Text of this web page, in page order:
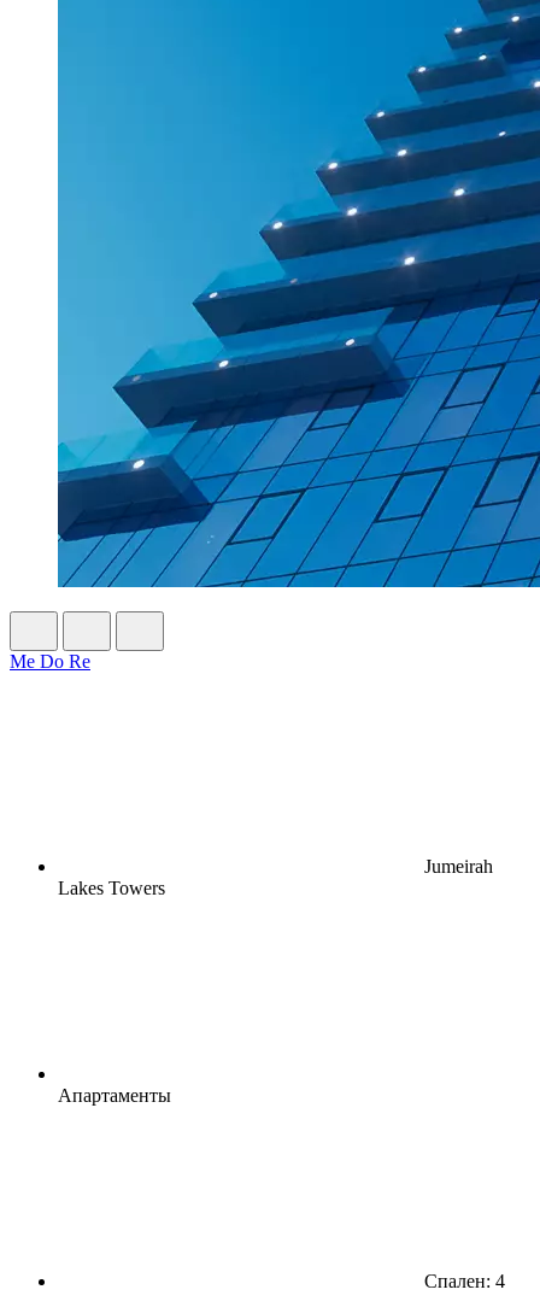
Me Do Re
Jumeirah
Lakes Towers
Апартаменты
Спален: 4